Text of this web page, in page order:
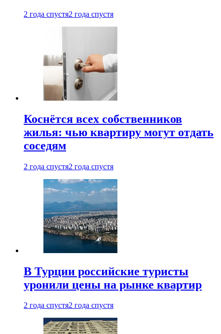
2 года спустя2 года спустя
Коснётся всех собственников
жилья: чью квартиру могут отдать
соседям
2 года спустя2 года спустя
В Турции российские туристы
уронили цены на рынке квартир
2 года спустя2 года спустя